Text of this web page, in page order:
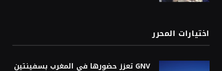
اختيارات المحرر
GNV تعزز حضورها في المغرب بسفينتين